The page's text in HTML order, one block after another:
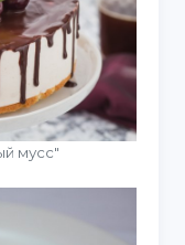
мусс"